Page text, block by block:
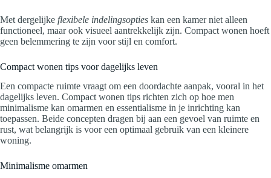
Met dergelijke flexibele indelingsopties kan een kamer niet alleen
functioneel, maar ook visueel aantrekkelijk zijn. Compact wonen hoeft
geen belemmering te zijn voor stijl en comfort.
Compact wonen tips voor dagelijks leven
Een compacte ruimte vraagt om een doordachte aanpak, vooral in het
dagelijks leven. Compact wonen tips richten zich op hoe men
minimalisme kan omarmen en essentialisme in je inrichting kan
toepassen. Beide concepten dragen bij aan een gevoel van ruimte en
rust, wat belangrijk is voor een optimaal gebruik van een kleinere
woning.
Minimalisme omarmen